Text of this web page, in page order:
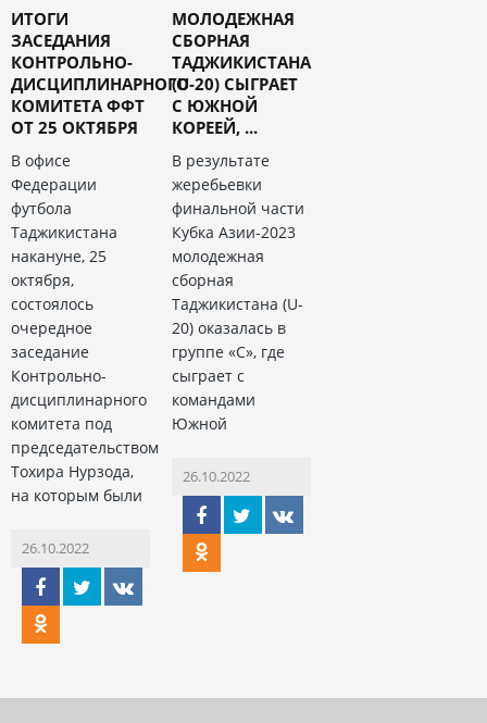
ИТОГИ
ЗАСЕДАНИЯ
КОНТРОЛЬНО-
ДИСЦИПЛИНАРНОГО
КОМИТЕТА ФФТ
ОТ 25 ОКТЯБРЯ
В офисе
Федерации
футбола
Таджикистана
накануне, 25
октября,
состоялось
очередное
заседание
Контрольно-
дисциплинарного
комитета под
председательством
Тохира Нурзода,
на которым были
26.10.2022
МОЛОДЕЖНАЯ
СБОРНАЯ
ТАДЖИКИСТАНА
(U-20) СЫГРАЕТ
С ЮЖНОЙ
КОРЕЕЙ, ...
В результате
жеребьевки
финальной части
Кубка Азии-2023
молодежная
сборная
Таджикистана (U-
20) оказалась в
группе «С», где
сыграет с
командами
Южной
26.10.2022